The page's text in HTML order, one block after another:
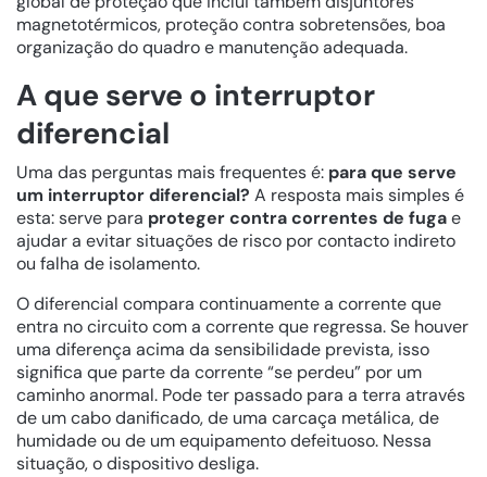
magnetotérmicos, proteção contra sobretensões, boa
organização do quadro e manutenção adequada.
A que serve o interruptor
diferencial
Uma das perguntas mais frequentes é: para que serve
um interruptor diferencial? A resposta mais simples é
esta: serve para proteger contra correntes de fugae
ajudar a evitar situações de risco por contacto indireto
ou falha de isolamento.
O diferencial compara continuamente a corrente que
entra no circuito com a corrente que regressa. Se houver
uma diferença acima da sensibilidade prevista, isso
significa que parte da corrente “se perdeu” por um
caminho anormal. Pode ter passado para a terra através
de um cabo danificado, de uma carcaça metálica, de
humidade ou de um equipamento defeituoso. Nessa
situação, o dispositivo desliga.